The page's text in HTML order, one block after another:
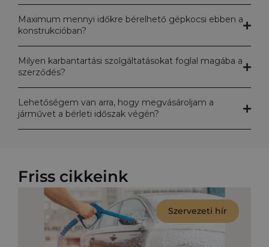
Maximum mennyi időkre bérelhető gépkocsi ebben a
konstrukcióban?
Milyen karbantartási szolgáltatásokat foglal magába a
szerződés?
Lehetőségem van arra, hogy megvásároljam a
járművet a bérleti időszak végén?
Friss cikkeink
Szervezeti hír